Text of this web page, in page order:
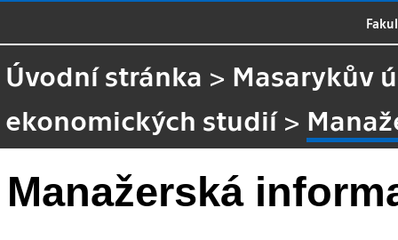
Úvodní stránka > Masarykův
ekonomických studií>
Manažerská